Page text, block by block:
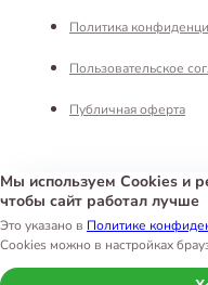
Реквизиты
Интернет-магазин «Белый
Политика
Пользовательское
Публичная оферта
Мы используем Cookies и
чтобы сайт работал лучше
Это указано в Политике
Cookies можно в настройках